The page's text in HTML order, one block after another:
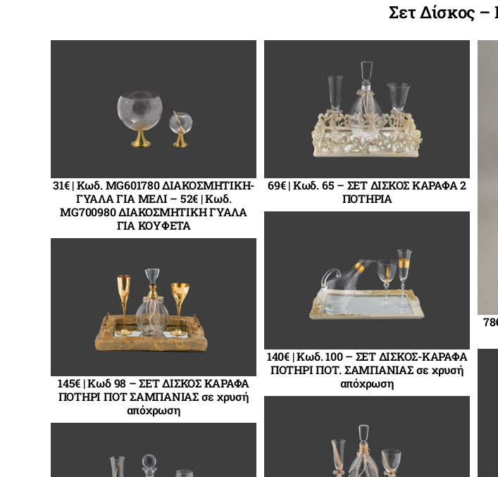
Σετ Δίσκος
31€ | Κωδ. MG601780 ΔΙΑΚΟΣΜΗΤΙΚΗ-
ΓΥΑΛΑ ΓΙΑ ΜΕΛΙ – 52€ | Κωδ.
MG700980 ΔΙΑΚΟΣΜΗΤΙΚΗ ΓΥΑΛΑ
ΓΙΑ ΚΟΥΦΕΤΑ
69€ | Κωδ. 65 – ΣΕΤ ΔΙΣΚΟΣ ΚΑΡΑΦΑ 2
ΠΟΤΗΡΙΑ
140€ | Κωδ. 100 – ΣΕΤ ΔΙΣΚΟΣ-ΚΑΡΑΦΑ
ΠΟΤΗΡΙ ΠΟΤ. ΣΑΜΠΑΝΙΑΣ σε χρυσή
απόχρωση
145€ | Κωδ 98 – ΣΕΤ ΔΙΣΚΟΣ ΚΑΡΑΦΑ
ΠΟΤΗΡΙ ΠΟΤ ΣΑΜΠΑΝΙΑΣ σε χρυσή
απόχρωση